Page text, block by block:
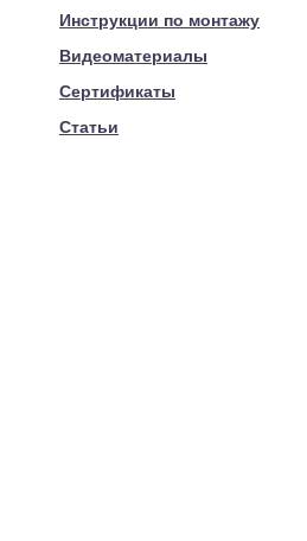
Инструкции по монтажу
Видеоматериалы
Сертификаты
Статьи